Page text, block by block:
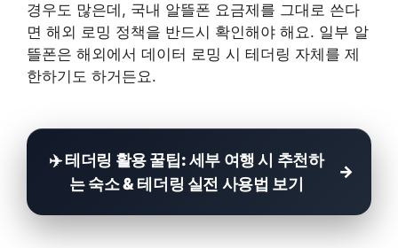
경우도 많은데, 국내 알뜰폰 요금제를 그대로 쓴다
면 해외 로밍 정책을 반드시 확인해야 해요. 일부 알
뜰폰은 해외에서 데이터 로밍 시 테더링 자체를 제
한하기도 하거든요.
✈️ 테더링 활용 꿀팁: 세부 여행 시 추천하
는 숙소 & 테더링 실전 사용법 보기